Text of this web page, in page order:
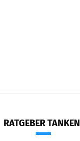
RATGEBER TANKEN